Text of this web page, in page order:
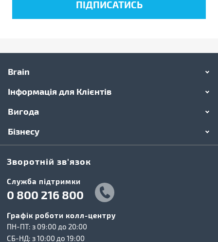
Brain
Інформація для Клієнтів
Вигода
Бізнесу
Зворотній зв'язок
Cлужба підтримки
0 800 216 800
Графік роботи колл-центру
ПН-ПТ: з 09:00 до 20:00
СБ-НД: з 10:00 до 19:00